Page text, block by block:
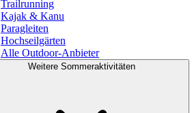
Trailrunning
Kajak & Kanu
Paragleiten
Hochseilgärten
Alle Outdoor-Anbieter
Weitere Sommeraktivitäten